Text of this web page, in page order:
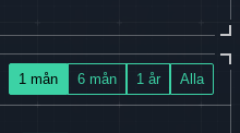
1 mån 6 mån 1 år Alla